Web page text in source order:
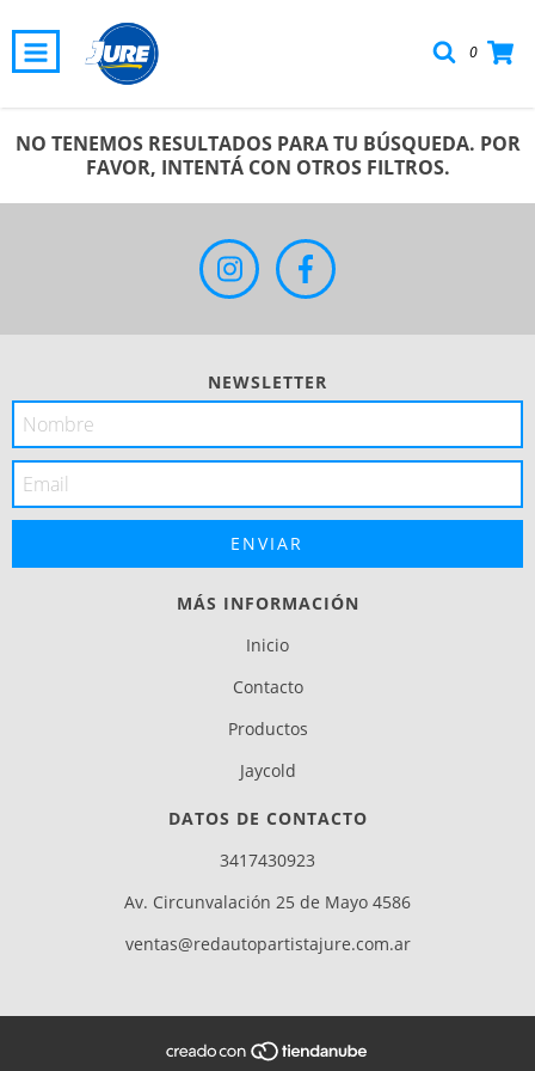
0
NO TENEMOS RESULTADOS PARA TU BÚSQUEDA. POR
FAVOR, INTENTÁ CON OTROS FILTROS.
NEWSLETTER
MÁS INFORMACIÓN
Inicio
Contacto
Productos
Jaycold
DATOS DE CONTACTO
3417430923
Av. Circunvalación 25 de Mayo 4586
ventas@redautopartistajure.com.ar